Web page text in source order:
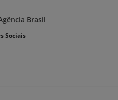
Brasil
Sociais